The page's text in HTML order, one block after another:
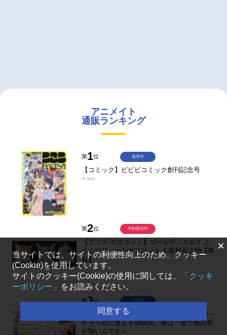
アニメイト
通販ランキング
第1位
【コミック】ビビビコミック創刊記念号
￥935
発売中
第2位
【グッズ-マスコット】ゴールデンカムイ ど
うぶつフォーゼマスコット 4.尾形百之助【再
販】
￥1,980
予約受付中
第3位
【くじメイト】今井文也のくじメイトVol.4～
チャラめに見える幼馴染、実は一途で独占欲
が強いんです～
発売中
×
当サイトでは、サイトの利便性向上のため、クッキー
(Cookie)を使用しています。
サイトのクッキー(Cookie)の使用に関しては、
「クッキ
ーポリシー」
をお読みください。
同意する